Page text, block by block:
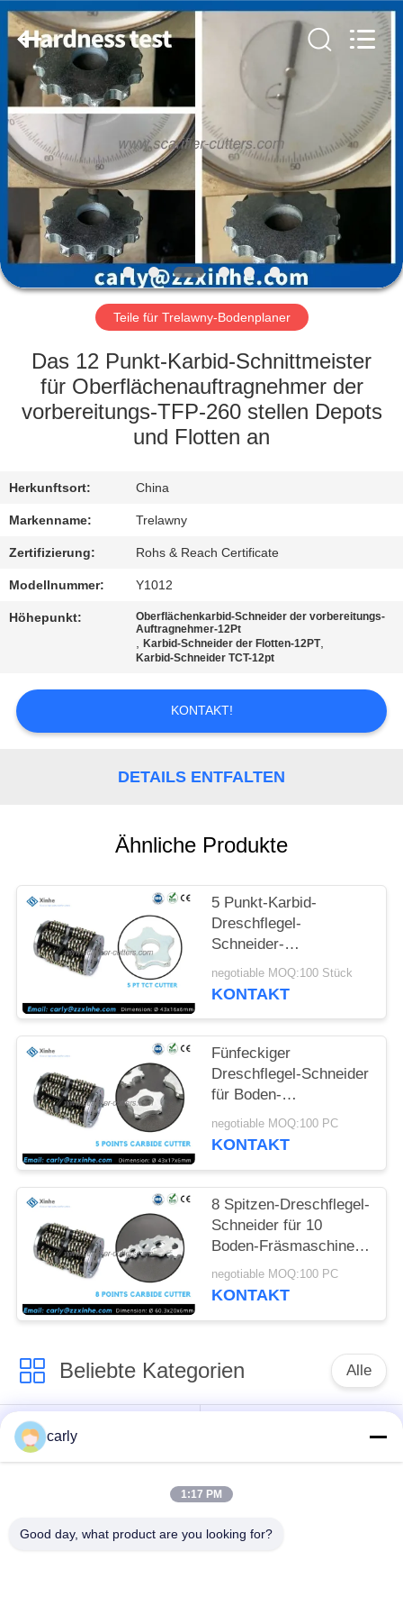
ZU
HAUSE
PRODUKTE
VIDEOS
ÜBER
WERKSBESICHTIGUNG
QUALITÄTSKONTROLLE
KONTAKT
MIT
UNS
NEUIGKEITEN
RECHTSSACHEN
BITTE UM
ANGEBOT
DATENSCHUTZ-
BESTIMMUNGEN
Industry
Ltd..
Reserved.
Teile für Trelawny-Bodenplaner
Das 12 Punkt-Karbid-Schnittmeister
für Oberflächenauftragnehmer der
vorbereitungs-TFP-260 stellen Depots
und Flotten an
Herkunftsort: China
Markenname: Trelawny
Zertifizierung: Rohs & Reach Certificate
Modellnummer: Y1012
Höhepunkt:
Oberflächenkarbid-Schneider der vorbereitungs-
Auftragnehmer-12Pt
,Karbid-Schneider der Flotten-12PT,
Karbid-Schneider TCT-12pt
KONTAKT!
DETAILS ENTFALTEN
Ähnliche Produkte
5 Punkt-Karbid-
Dreschflegel-
Schneider-
Ausrüstungs-konkrete
Boden-Hobel-Teile für
negotiable MOQ:100 Stück
KONTAKT
Fünfeckiger
Dreschflegel-Schneider
für Boden-
Fräsmaschine SF 60
negotiable MOQ:100 PC
KONTAKT
8 Spitzen-Dreschflegel-
Schneider für 10
Boden-Fräsmaschine
des Zoll-250mm
negotiable MOQ:100 PC
KONTAKT
Beliebte Kategorien Alle
Reißpflug-Schneider
Abstandshalter
PCD-
Schneidmaschinen
für die Vernichtung
carly
1:17 PM
Good day, what product are you looking for?